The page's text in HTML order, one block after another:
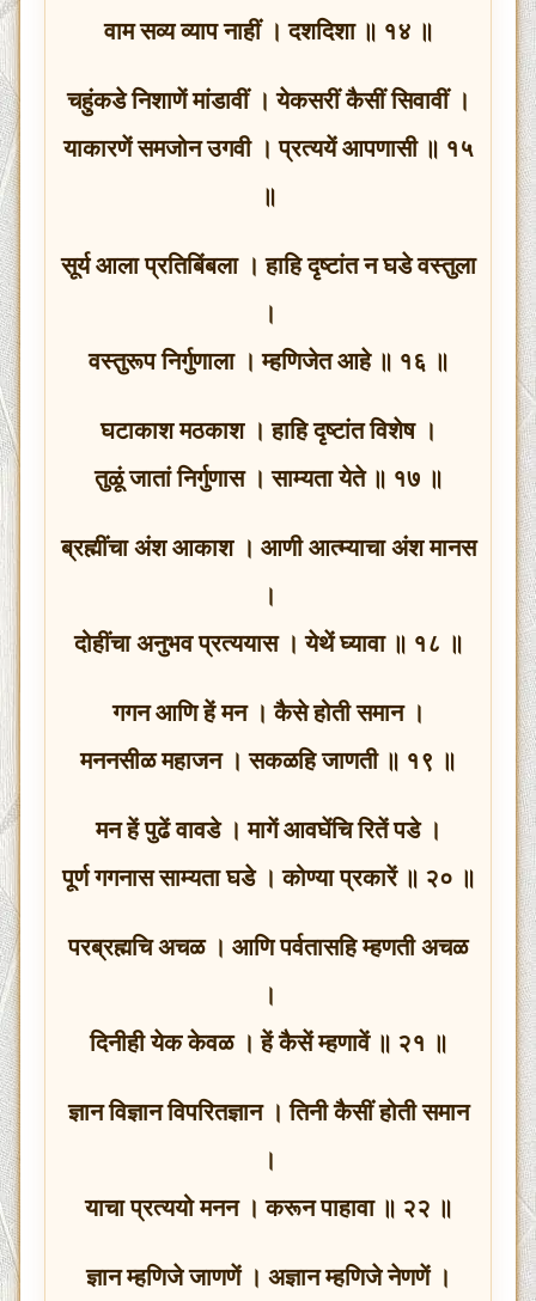
वाम सव्य व्याप नाहीं । दशदिशा ॥ १४ ॥
चहुंकडे निशाणें मांडावीं । येकसरीं कैसीं सिवावीं ।
याकारणें समजोन उगवी । प्रत्ययें आपणासी ॥ १५
॥
सूर्य आला प्रतिबिंबला । हाहि दृष्टांत न घडे वस्तुला
।
वस्तुरूप निर्गुणाला । म्हणिजेत आहे ॥ १६ ॥
घटाकाश मठकाश । हाहि दृष्टांत विशेष ।
तुळूं जातां निर्गुणास । साम्यता येते ॥ १७ ॥
ब्रह्मींचा अंश आकाश । आणी आत्म्याचा अंश मानस
।
दोहींचा अनुभव प्रत्ययास । येथें घ्यावा ॥ १८ ॥
गगन आणि हें मन । कैसे होती समान ।
मननसीळ महाजन । सकळहि जाणती ॥ १९ ॥
मन हें पुढें वावडे । मागें आवघेंचि रितें पडे ।
पूर्ण गगनास साम्यता घडे । कोण्या प्रकारें ॥ २० ॥
परब्रह्मचि अचळ । आणि पर्वतासहि म्हणती अचळ
।
दिनीही येक केवळ । हें कैसें म्हणावें ॥ २१ ॥
ज्ञान विज्ञान विपरितज्ञान । तिनी कैसीं होती समान
।
याचा प्रत्ययो मनन । करून पाहावा ॥ २२ ॥
ज्ञान म्हणिजे जाणणें । अज्ञान म्हणिजे नेणणें ।